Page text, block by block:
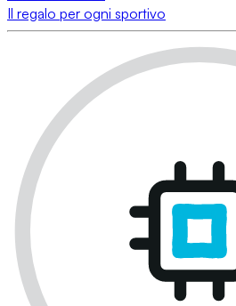
Il regalo per ogni sportivo